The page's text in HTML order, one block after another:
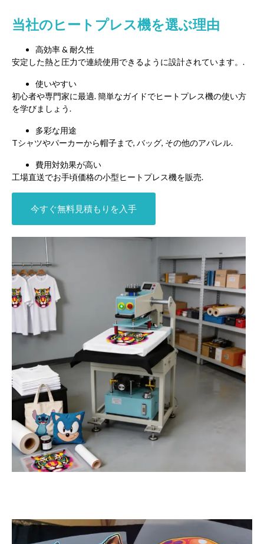
当社のヒートプレス機を選ぶ理由
高効率 & 耐久性
安定した熱と圧力で連続使用できるように設計されています。.
使いやすい
初心者や専門家に最適. 簡単なガイドでヒートプレス機の使い方
を学びましょう.
多彩な用途
Tシャツやパーカーから帽子まで, バッグ, その他のアパレル.
費用対効果が高い
工場直送でお手頃価格の小型ヒートプレス機を販売.
今すぐ無料見積もりを入手